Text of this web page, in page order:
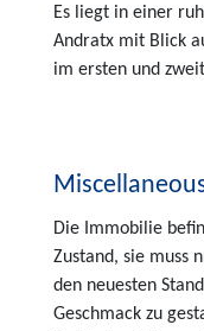
Es liegt in einer
Andratx mit Blick
im ersten und
Die Immobilie
Zustand, sie muss
den neuesten
Geschmack zu